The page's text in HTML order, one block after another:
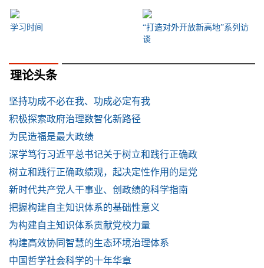
学习时间
“打造对外开放新高地”系列访
谈
理论头条
坚持功成不必在我、功成必定有我
积极探索政府治理数智化新路径
为民造福是最大政绩
深学笃行习近平总书记关于树立和践行正确政
树立和践行正确政绩观，起决定性作用的是党
新时代共产党人干事业、创政绩的科学指南
把握构建自主知识体系的基础性意义
为构建自主知识体系贡献党校力量
构建高效协同智慧的生态环境治理体系
中国哲学社会科学的十年华章